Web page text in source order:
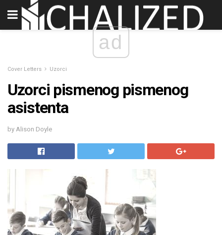
ad
Cover Letters Uzorci
Uzorci pismenog pismenog
asistenta
by Alison Doyle